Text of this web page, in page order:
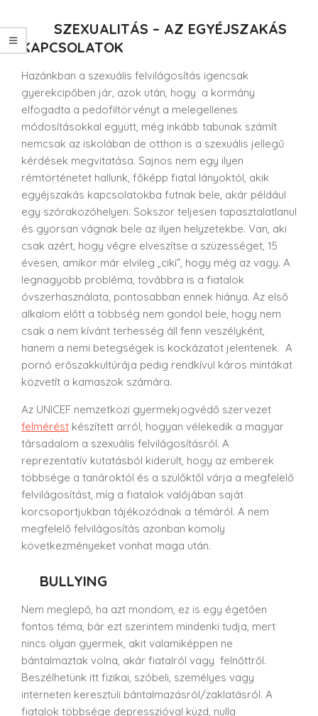
SZEXUALITÁS – AZ EGYÉJSZAKÁS
KAPCSOLATOK
Hazánkban a szexuális felvilágosítás igencsak
gyerekcipőben jár, azok után, hogy a kormány
elfogadta a pedofiltörvényt a melegellenes
módosításokkal együtt, még inkább tabunak számít
nemcsak az iskolában de otthon is a szexuális jellegű
kérdések megvitatása. Sajnos nem egy ilyen
rémtörténetet hallunk, főképp fiatal lányoktól, akik
egyéjszakás kapcsolatokba futnak bele, akár például
egy szórakozóhelyen. Sokszor teljesen tapasztalatlanul
és gyorsan vágnak bele az ilyen helyzetekbe. Van, aki
csak azért, hogy végre elveszítse a szüzességet, 15
évesen, amikor már elvileg „ciki”, hogy még az vagy. A
legnagyobb probléma, továbbra is a fiatalok
óvszerhasználata, pontosabban ennek hiánya. Az első
alkalom előtt a többség nem gondol bele, hogy nem
csak a nem kívánt terhesség áll fenn veszélyként,
hanem a nemi betegségek is kockázatot jelentenek. A
pornó erőszakkultúrája pedig rendkívül káros mintákat
közvetít a kamaszok számára.
Az UNICEF nemzetközi gyermekjogvédő szervezet
felmérést készített arról, hogyan vélekedik a magyar
társadalom a szexuális felvilágosításról. A
reprezentatív kutatásból kiderült, hogy az emberek
többsége a tanároktól és a szülőktől várja a megfelelő
felvilágosítást, míg a fiatalok valójában saját
korcsoportjukban tájékozódnak a témáról. A nem
megfelelő felvilágosítás azonban komoly
következményeket vonhat maga után.
BULLYING
Nem meglepő, ha azt mondom, ez is egy égetően
fontos téma, bár ezt szerintem mindenki tudja, mert
nincs olyan gyermek, akit valamiképpen ne
bántalmaztak volna, akár fiatalról vagy felnőttről.
Beszélhetünk itt fizikai, szóbeli, személyes vagy
interneten keresztüli bántalmazásról/zaklatásról. A
fiatalok többsége depresszióval küzd, nulla